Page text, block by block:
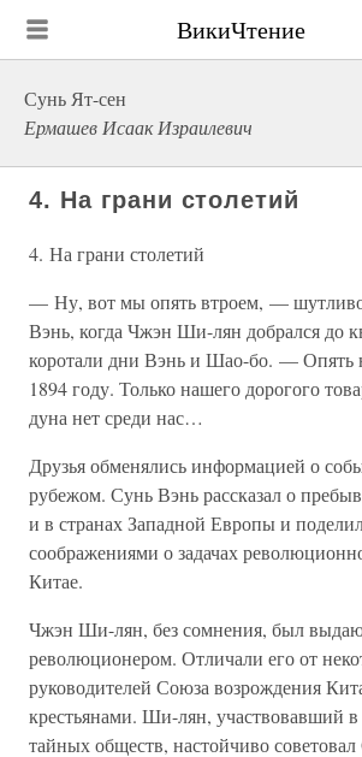
ВикиЧтение
Сунь Ят-сен
Ермашев Исаак Израилевич
4. На грани столетий
4. На грани столетий
— Ну, вот мы опять втроем, — шутливо
Вэнь, когда Чжэн Ши-лян добрался до
коротали дни Вэнь и Шао-бо. — Опять
1894 году. Только нашего дорогого
дуна нет среди нас…
Друзья обменялись информацией о
рубежом. Сунь Вэнь рассказал о
и в странах Западной Европы и
соображениями о задачах
Китае.
Чжэн Ши-лян, без сомнения, был
революционером. Отличали его от
руководителей Союза возрождения
крестьянами. Ши-лян, участвовавший в
тайных обществ, настойчиво